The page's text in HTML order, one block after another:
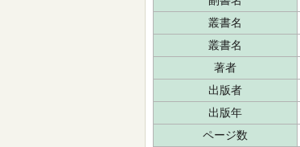
叢書名
叢書名
著者
出版者
出版年
ページ数